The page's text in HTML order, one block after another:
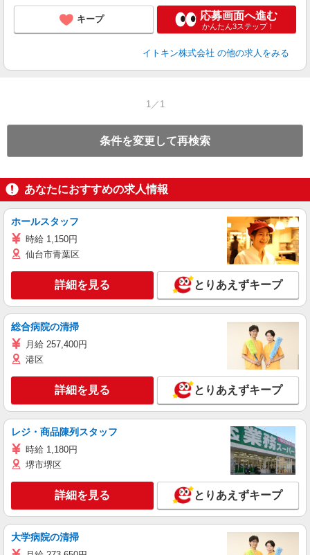
キープ 応募画面へ進む
かんたん3ステップ！
イトキン株式会社 の他の求人をみる
1／1
条件を変更して再検索
あなたにおすすめの求人情報
ホールスタッフ
時給 1,150円
仙台市青葉区
詳細を見る とりあえずキープ
総合病院の清掃
月給 257,400円
港区
詳細を見る とりあえずキープ
レジ・商品陳列スタッフ
時給 1,180円
堺市堺区
詳細を見る とりあえずキープ
大学病院の清掃